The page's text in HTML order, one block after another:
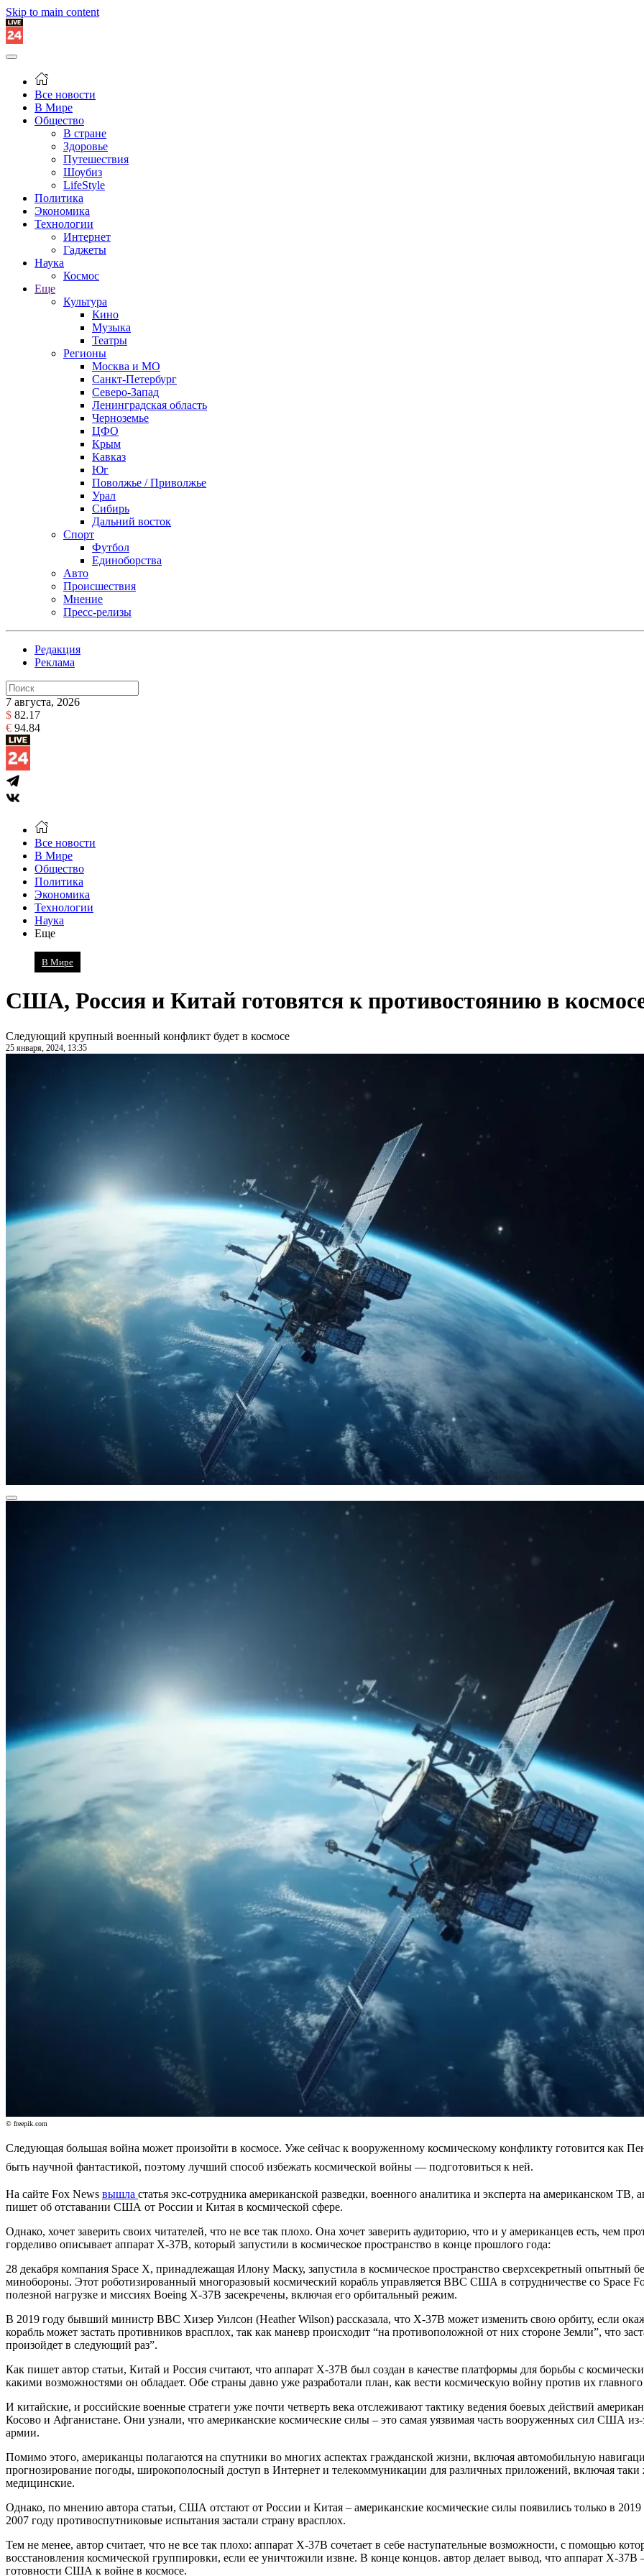
Skip to main content
Все новости
В Мире
Общество
В стране
Здоровье
Путешествия
Шоубиз
LifeStyle
Политика
Экономика
Технологии
Интернет
Гаджеты
Наука
Космос
Еще
Культура
Кино
Музыка
Театры
Регионы
Москва и МО
Санкт-Петербург
Северо-Запад
Ленинградская область
Черноземье
ЦФО
Крым
Кавказ
Юг
Поволжье / Приволжье
Урал
Сибирь
Дальний восток
Спорт
Футбол
Единоборства
Авто
Происшествия
Мнение
Пресс-релизы
Редакция
Реклама
7 августа, 2026
$ 82.17
€ 94.84
Все новости
В Мире
Общество
Политика
Экономика
Технологии
Наука
Еще
В Мире
США, Россия и Китай готовятся к противостоянию в
Следующий крупный военный конфликт будет в космосе
25 января, 2024, 13:35
© freepik.com
Следующая большая война может произойти в космосе. Уже сейчас к вооруженному космическому конфликту готовится как
быть научной фантастикой, поэтому лучший способ избежать космической войны — подготовиться к ней.
На сайте Fox News вышла статья экс-сотрудника американской разведки, военного аналитика и эксперта на американском
пишет об отставании США от России и Китая в космической сфере.
Однако, хочет заверить своих читателей, что не все так плохо. Она хочет заверить аудиторию, что и у американцев есть, чем
горделиво описывает аппарат X-37B, который запустили в космическое пространство в конце прошлого года:
28 декабря компания Space X, принадлежащая Илону Маску, запустила в космическое пространство сверхсекретный опытный
минобороны. Этот роботизированный многоразовый космический корабль управляется ВВС США в сотрудничестве со Space
полезной нагрузке и миссиях Boeing X-37B засекречены, включая его орбитальный режим.
В 2019 году бывший министр ВВС Хизер Уилсон (Heather Wilson) рассказала, что X-37B может изменить свою орбиту, если
корабль может застать противников врасплох, так как маневр происходит “на противоположной от них стороне Земли”, что
произойдет в следующий раз”.
Как пишет автор статьи, Китай и Россия считают, что аппарат X-37B был создан в качестве платформы для борьбы с
какими возможностями он обладает. Обе страны давно уже разработали план, как вести космическую войну против их
И китайские, и российские военные стратеги уже почти четверть века отслеживают тактику ведения боевых действий
Косово и Афганистане. Они узнали, что американские космические силы – это самая уязвимая часть вооруженных сил США
армии.
Помимо этого, американцы полагаются на спутники во многих аспектах гражданской жизни, включая автомобильную
прогнозирование погоды, широкополосный доступ в Интернет и телекоммуникации для различных приложений, включая
медицинские.
Однако, по мнению автора статьи, США отстают от России и Китая – американские космические силы появились только в 2019
2007 году противоспутниковые испытания застали страну врасплох.
Тем не менее, автор считает, что не все так плохо: аппарат X-37B сочетает в себе наступательные возможности, с помощью
восстановления космической группировки, если ее уничтожили извне. В конце концов. автор делает вывод, что аппарат X-
готовности США к войне в космосе.